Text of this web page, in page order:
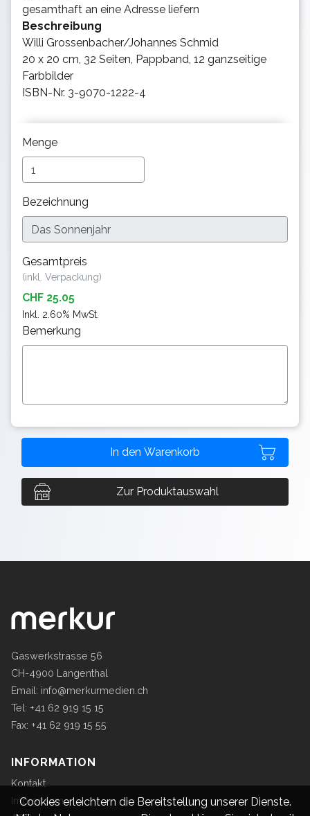
Cookies erleichtern die Bereitstellung unserer Dienste.
gesamthaft an eine Adresse liefern
Beschreibung
Willi Grossenbacher/Johannes Schmid
20 x 20 cm, 32 Seiten, Pappband, 12 ganzseitige
Farbbilder
ISBN-Nr. 3-9070-1222-4
Menge
Bezeichnung
Gesamtpreis
(inkl. Verpackung)
CHF 25.05
Inkl. 2.60% MwSt.
Bemerkung
Zur Produktauswahl
Gaswerkstrasse 56
CH-4900 Langenthal
Email: info@merkurmedien.ch
Tel: +41 62 919 15 15
Fax: +41 62 919 15 55
INFORMATION
Kontakt
Impressum